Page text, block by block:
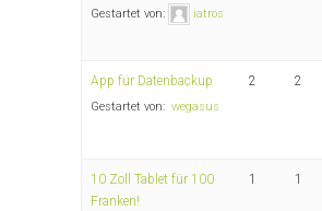
Gestartet von: iatros
App für Datenbackup
Gestartet von: wegasus
2 2
10 Zoll Tablet für 100
Franken!
1 1